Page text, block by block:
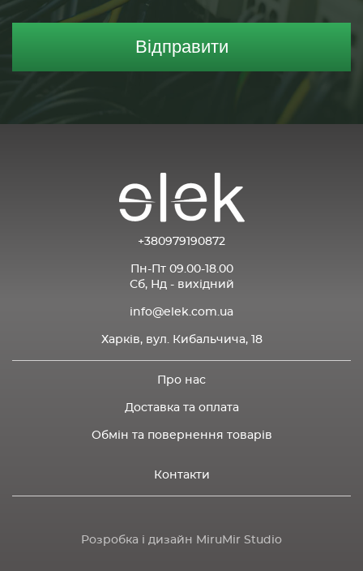
Відправити
+380979190872
Пн-Пт 09.00-18.00
Сб, Нд - вихідний
info@elek.com.ua
Харків, вул. Кибальчича, 18
Про нас
Доставка та оплата
Обмін та повернення товарів
Контакти
Розробка і дизайн MiruMir Studio